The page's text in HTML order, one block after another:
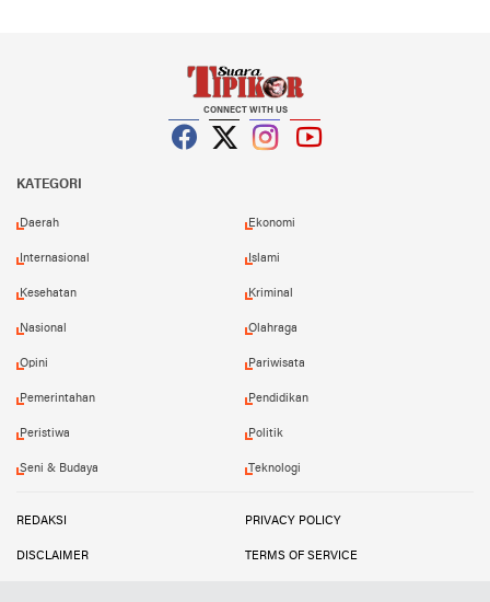
CONNECT WITH US
KATEGORI
Daerah Ekonomi
Internasional Islami
Kesehatan Kriminal
Nasional Olahraga
Opini Pariwisata
Pemerintahan Pendidikan
Peristiwa Politik
Seni & Budaya Teknologi
REDAKSI PRIVACY POLICY
DISCLAIMER TERMS OF SERVICE